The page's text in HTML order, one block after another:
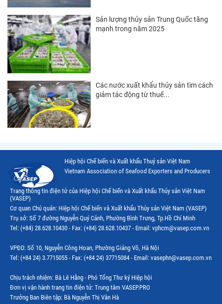
Thị trường Mỹ
Thị trường EU
Thị trường Nhật Bản
Thị trường Việt Nam
Sản lượng thủy sản Trung Quốc tăng
mạnh trong năm 2025
Các nước xuất khẩu thủy sản tìm cách
giảm tác động từ thuế...
Hiệp hội Chế biến và Xuất khẩu Thuỷ sản Việt Nam
Vietnam Association of Seafood Exporters and Producers
Trang thông tin điện tử của Hiệp hội Chế biến và Xuất khẩu Thủy sản Việt Nam
(VASEP)
Cơ quan Chủ quản: Hiệp hội Chế biến và Xuất khẩu Thủy sản Việt Nam (VASEP)
Trụ sở: Số 7 đường Nguyễn Quý Cảnh, Phường Bình Trưng, Tp.Hồ Chí Minh
Tel: (+84) 28.628.10430 - Fax: (+84) 28.628.10437 - Email: vphcm@vasep.com.vn
VPĐD: Số 10, Nguyễn Công Hoan, Phường Giảng Võ, Hà Nội
Tel: (+84 24) 3.7715055 - Fax: (+84 24) 37715084 - Email: vasephn@vasep.com.vn
Chịu trách nhiệm: Bà Lê Hằng - Phó Tổng Thư ký Hiệp hội
Đơn vị vận hành trang tin điện tử: Trung tâm VASEP.PRO
Trưởng Ban Biên tập: Bà Nguyễn Thị Vân Hà